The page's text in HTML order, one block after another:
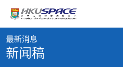
content
content
start
最新消息
新闻稿